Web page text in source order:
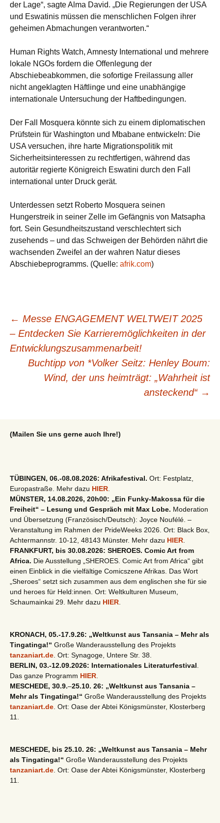
der Lage“, sagte Alma David. „Die Regierungen der USA
und Eswatinis müssen die menschlichen Folgen ihrer
geheimen Abmachungen verantworten.“
Human Rights Watch, Amnesty International und mehrere
lokale NGOs fordern die Offenlegung der
Abschiebeabkommen, die sofortige Freilassung aller
nicht angeklagten Häftlinge und eine unabhängige
internationale Untersuchung der Haftbedingungen.
Der Fall Mosquera könnte sich zu einem diplomatischen
Prüfstein für Washington und Mbabane entwickeln: Die
USA versuchen, ihre harte Migrationspolitik mit
Sicherheitsinteressen zu rechtfertigen, während das
autoritär regierte Königreich Eswatini durch den Fall
international unter Druck gerät.
Unterdessen setzt Roberto Mosquera seinen
Hungerstreik in seiner Zelle im Gefängnis von Matsapha
fort. Sein Gesundheitszustand verschlechtert sich
zusehends – und das Schweigen der Behörden nährt die
wachsenden Zweifel an der wahren Natur dieses
Abschiebeprogramms. (Quelle: afrik.com)
Beitragsnavigation
← Messe ENGAGEMENT WELTWEIT 2025
– Entdecken Sie Karrieremöglichkeiten in der
Entwicklungszusammenarbeit!
Buchtipp von *Volker Seitz: Henley Boum:
Wind, der uns heimträgt: „Wahrheit ist
ansteckend“ →
(Mailen Sie uns gerne auch Ihre!)
TÜBINGEN, 06.-08.08.2026: Afrikafestival. Ort: Festplatz,
Europastraße. Mehr dazu HIER
MÜNSTER, 14.08.2026, 20h00: „Ein Funky-Makossa für die
Freiheit“ – Lesung und Gespräch mit Max Lobe. Moderation
und Übersetzung (Französisch/Deutsch): Joyce Noufélé. –
Veranstaltung im Rahmen der PrideWeeks 2026. Ort: Black Box,
Achtermannstr. 10-12, 48143 Münster. Mehr dazu HIER
FRANKFURT, bis 30.08.2026: SHEROES. Comic Art from
Africa. Die Ausstellung „SHEROES. Comic Art from Africa“ gibt
einen Einblick in die vielfältige Comicszene Afrikas. Das Wort
„Sheroes“ setzt sich zusammen aus dem englischen she für sie
und heroes für Held:innen. Ort: Weltkulturen Museum,
Schaumainkai 29. Mehr dazu HIER
KRONACH, 05.-17.9.26: „Weltkunst aus Tansania – Mehr als
Tingatinga!“ Große Wanderausstellung des Projekts
tanzaniart.de . Ort: Synagoge, Untere Str. 38.
BERLIN, 03.-12.09.2026: Internationales Literaturfestival
Das ganze Programm HIER
MESCHEDE, 30.9.–25.10. 26: „Weltkunst aus Tansania –
Mehr als Tingatinga!“ Große Wanderausstellung des Projekts
tanzaniart.de . Ort: Oase der Abtei Königsmünster, Klosterberg
11.
MESCHEDE, bis 25.10. 26: „Weltkunst aus Tansania – Mehr
als Tingatinga!“ Große Wanderausstellung des Projekts
tanzaniart.de . Ort: Oase der Abtei Königsmünster, Klosterberg
11.